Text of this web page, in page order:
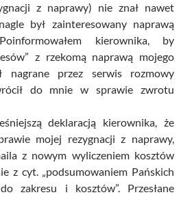
z naprawy) nie znał nawet
był zainteresowany naprawą
kierownika, by
z rzekomą naprawą mojego
nagrane przez serwis rozmowy
do mnie w sprawie zwrotu
deklaracją kierownika, że
mojej rezygnacji z naprawy,
z nowym wyliczeniem kosztów
z cyt. „podsumowaniem Pańskich
zakresu i kosztów”. Przesłane